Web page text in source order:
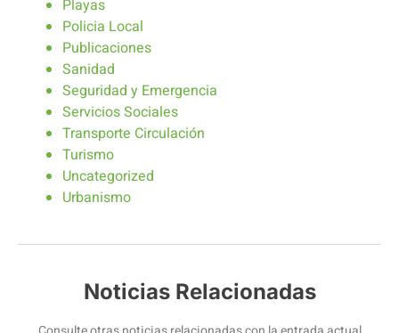
Playas
Policia Local
Publicaciones
Sanidad
Seguridad y Emergencia
Servicios Sociales
Transporte Circulación
Turismo
Uncategorized
Urbanismo
Noticias Relacionadas